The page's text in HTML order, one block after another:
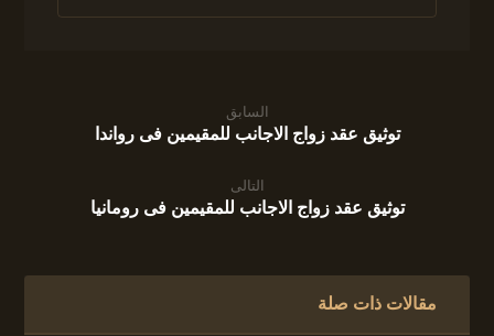
السابق
توثيق عقد زواج الاجانب للمقيمين فى رواندا
التالى
توثيق عقد زواج الاجانب للمقيمين فى رومانيا
مقالات ذات صلة